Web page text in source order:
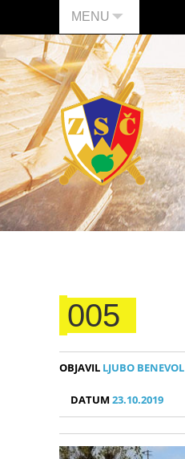
MENU
005
OBJAVIL LJUBO BENEVOL
DATUM23.10.2019